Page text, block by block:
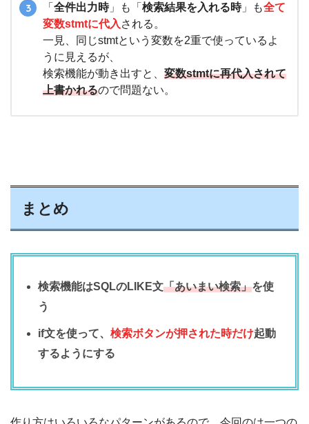
「全件出力時」も「検索結果を入れる時」も全て
変数stmtに代入 される。
一見、同じstmtという変数を2重で使っているよ
うに見えるが、
検索機能が動き出すと、変数stmtに再代入されて
上書かれるので問題ない。
まとめ
検索機能はSQLのLIKE文「あいまい検索」を使
う
if文を使って、検索ボタンが押された時だけ起動
するようにする